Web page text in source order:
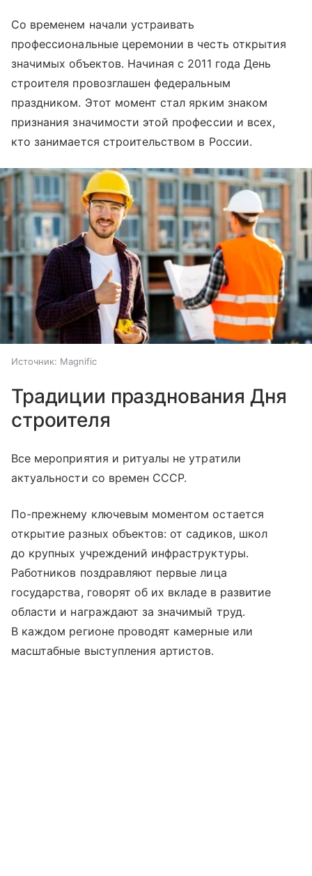
Со временем начали устраивать
профессиональные церемонии в честь открытия
значимых объектов. Начиная с 2011 года День
строителя провозглашен федеральным
праздником. Этот момент стал ярким знаком
признания значимости этой профессии и всех,
кто занимается строительством в России.
Источник: Magnific
Традиции празднования Дня
строителя
Все мероприятия и ритуалы не утратили
актуальности со времен СССР.
По-прежнему ключевым моментом остается
открытие разных объектов: от садиков, школ
до крупных учреждений инфраструктуры.
Работников поздравляют первые лица
государства, говорят об их вкладе в развитие
области и награждают за значимый труд.
В каждом регионе проводят камерные или
масштабные выступления артистов.